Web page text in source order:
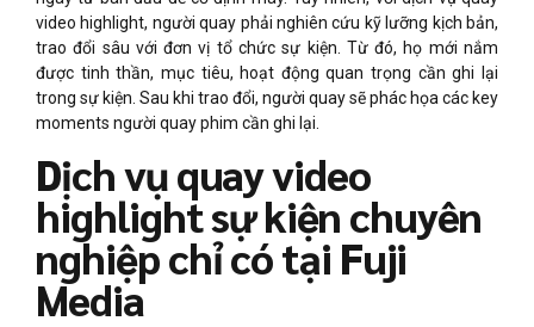
video highlight, người quay phải nghiên cứu kỹ lưỡng kịch bản,
trao đổi sâu với đơn vị tổ chức sự kiện. Từ đó, họ mới nắm
được tinh thần, mục tiêu, hoạt động quan trọng cần ghi lại
trong sự kiện. Sau khi trao đổi, người quay sẽ phác họa các key
moments người quay phim cần ghi lại.
Dịch vụ quay video
highlight sự kiện chuyên
nghiệp chỉ có tại Fuji
Media